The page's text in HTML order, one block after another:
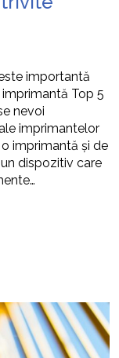
importantă
Top 5
nevoi
imprimantelor
imprimantă și de
dispozitiv care